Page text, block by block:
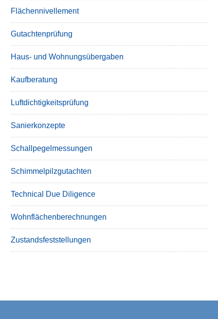
Flächennivellement
Gutachtenprüfung
Haus- und Wohnungsübergaben
Kaufberatung
Luftdichtigkeitsprüfung
Sanierkonzepte
Schallpegelmessungen
Schimmelpilzgutachten
Technical Due Diligence
Wohnflächenberechnungen
Zustandsfeststellungen